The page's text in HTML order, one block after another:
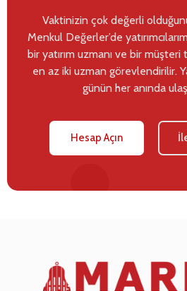
Vaktinizin çok değerli
Menkul Değerler’de
bir yatırım uzmanı ve bir
en az iki uzman görevlendirilir.
günün her anında
Hesap Açın